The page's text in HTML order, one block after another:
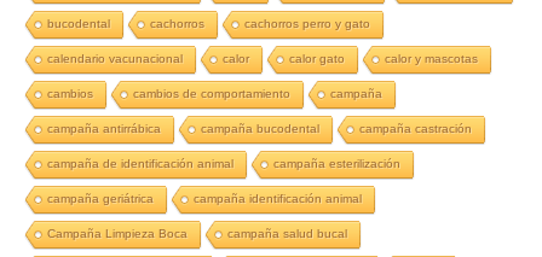
bucodental cachorros cachorros perro y gato
calendario vacunacional calor calor gato calor y mascotas
cambios cambios de comportamiento campaña
campaña antirrábica campaña bucodental campaña castración
campaña de identificación animal campaña esterilización
campaña geriátrica campaña identificación animal
Campaña Limpieza Boca campaña salud bucal